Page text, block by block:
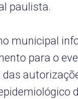
paulista.
municipal
para o
das